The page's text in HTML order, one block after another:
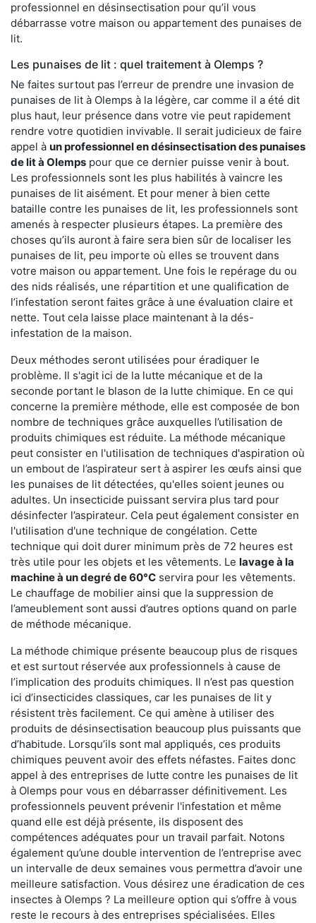
professionnel en désinsectisation pour qu’il vous
débarrasse votre maison ou appartement des punaises de
lit.
Les punaises de lit : quel traitement à Olemps ?
Ne faites surtout pas l’erreur de prendre une invasion de
punaises de lit à Olemps à la légère, car comme il a été dit
plus haut, leur présence dans votre vie peut rapidement
rendre votre quotidien invivable. Il serait judicieux de faire
appel à un professionnel en désinsectisation des punaises
de lit à Olemps pour que ce dernier puisse venir à bout.
Les professionnels sont les plus habilités à vaincre les
punaises de lit aisément. Et pour mener à bien cette
bataille contre les punaises de lit, les professionnels sont
amenés à respecter plusieurs étapes. La première des
choses qu’ils auront à faire sera bien sûr de localiser les
punaises de lit, peu importe où elles se trouvent dans
votre maison ou appartement. Une fois le repérage du ou
des nids réalisés, une répartition et une qualification de
l’infestation seront faites grâce à une évaluation claire et
nette. Tout cela laisse place maintenant à la dés-
infestation de la maison.
Deux méthodes seront utilisées pour éradiquer le
problème. Il s'agit ici de la lutte mécanique et de la
seconde portant le blason de la lutte chimique. En ce qui
concerne la première méthode, elle est composée de bon
nombre de techniques grâce auxquelles l’utilisation de
produits chimiques est réduite. La méthode mécanique
peut consister en l'utilisation de techniques d'aspiration où
un embout de l’aspirateur sert à aspirer les œufs ainsi que
les punaises de lit détectées, qu'elles soient jeunes ou
adultes. Un insecticide puissant servira plus tard pour
désinfecter l’aspirateur. Cela peut également consister en
l'utilisation d'une technique de congélation. Cette
technique qui doit durer minimum près de 72 heures est
très utile pour les objets et les vêtements. Le lavage à la
machine à un degré de 60°C servira pour les vêtements.
Le chauffage de mobilier ainsi que la suppression de
l’ameublement sont aussi d’autres options quand on parle
de méthode mécanique.
La méthode chimique présente beaucoup plus de risques
et est surtout réservée aux professionnels à cause de
l’implication des produits chimiques. Il n’est pas question
ici d’insecticides classiques, car les punaises de lit y
résistent très facilement. Ce qui amène à utiliser des
produits de désinsectisation beaucoup plus puissants que
d’habitude. Lorsqu’ils sont mal appliqués, ces produits
chimiques peuvent avoir des effets néfastes. Faites donc
appel à des entreprises de lutte contre les punaises de lit
à Olemps pour vous en débarrasser définitivement. Les
professionnels peuvent prévenir l'infestation et même
quand elle est déjà présente, ils disposent des
compétences adéquates pour un travail parfait. Notons
également qu’une double intervention de l’entreprise avec
un intervalle de deux semaines vous permettra d’avoir une
meilleure satisfaction. Vous désirez une éradication de ces
insectes à Olemps ? La meilleure option qui s’offre à vous
reste le recours à des entreprises spécialisées. Elles